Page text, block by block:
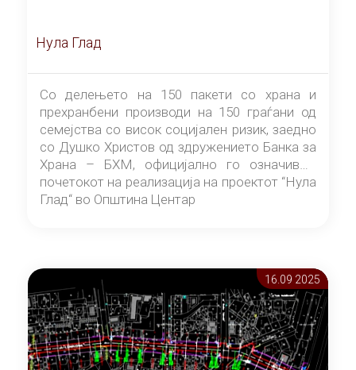
Нула Глад
Со делењето на 150 пакети со храна и
прехранбени производи на 150 граѓани од
семејства со висок социјален ризик, заедно
со Душко Христов од здружението Банка за
Храна – БХМ, официјално го означивме
почетокот на реализација на проектот “Нула
Глад“ во Општина Центар
16.09 2025